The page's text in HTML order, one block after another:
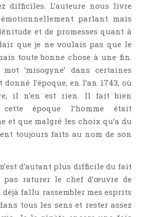
difficiles. L’auteure nous livre
parlant mais
et de promesses quant à
que je ne voulais pas que le
toute bonne chose à une fin.
‘misogyne’ dans certaines
l’époque, en l’an 1743, où
il n’en est rien. Il fait bien
cette époque l’homme était
et que malgré les choix qu’a du
toujours faits au nom de son
d’autant plus difficile du fait
raturer le chef d’œuvre de
déjà fallu rassembler mes esprits
tous les sens et rester assez